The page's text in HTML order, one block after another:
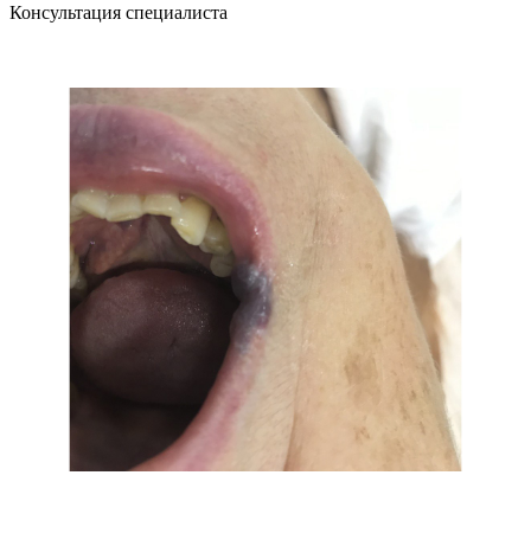
Консультация специалиста